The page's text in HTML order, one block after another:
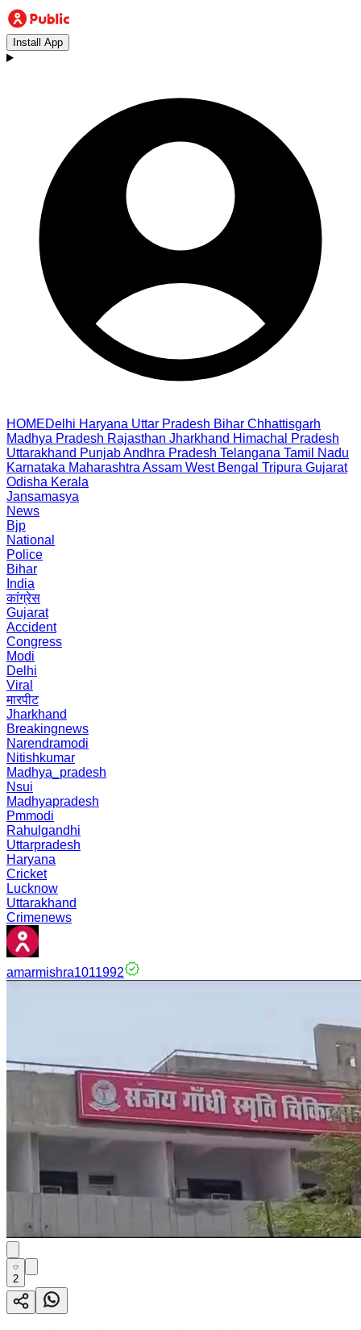
Install App
HOMEDelhi Haryana Uttar Pradesh Bihar Chhattisgarh
Madhya Pradesh Rajasthan Jharkhand Himachal Pradesh
Uttarakhand PunjabAndhra Pradesh Telangana Tamil Nadu
Karnataka Maharashtra Assam West Bengal Tripura Gujarat
Odisha Kerala
Jansamasya
News
Bjp
National
Police
Bihar
India
कांग्रेस
Gujarat
Accident
Congress
Modi
Delhi
Viral
मारपीट
Jharkhand
Breakingnews
Narendramodi
Nitishkumar
Madhya_pradesh
Nsui
Madhyapradesh
Pmmodi
Rahulgandhi
Uttarpradesh
Haryana
Cricket
Lucknow
Uttarakhand
Crimenews
amarmishra1011992
2